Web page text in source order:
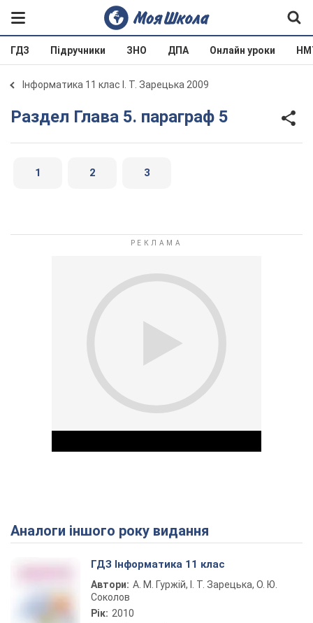
ГДЗ Підручники ЗНО ДПА Онлайн уроки
Інформатика 11 клас І. Т. Зарецька 2009
Раздел Глава 5. параграф 5
1 2 3
Play Video
Аналоги іншого року видання
ГДЗ Інформатика 11 клас
Автори: А. М. Гуржій, І. Т. Зарецька, О. Ю.
Соколов
Рік: 2010